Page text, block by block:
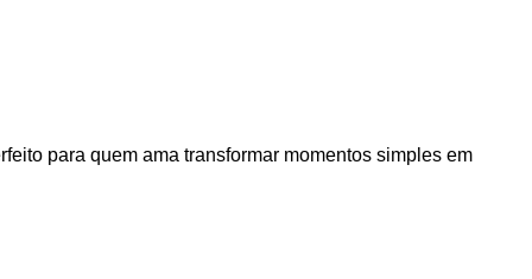
para quem ama transformar momentos simples em